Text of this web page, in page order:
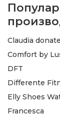
Claudia
Comfort by
DFT
Differente
Elly Shoes
Francesca